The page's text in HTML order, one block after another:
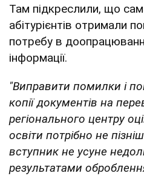
Там підкреслили, що
абітурієнтів отримали
потребу в
інформації.
"Виправити помилки і
копії документів на
регіонального центру
освіти потрібно не
вступник не усуне
результатами